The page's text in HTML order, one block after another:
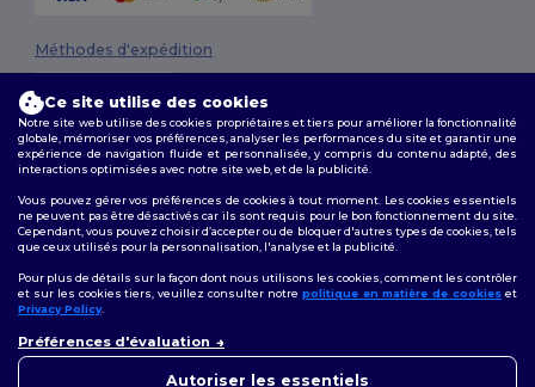
Méthodes d'expédition
Conditions Générales|Politique de personnalisation
Confidentialité|Politique de Cookies|Plan du Site
Suivez-nous
Ce site utilise des cookies
Notre site web utilise des cookies propriétaires et tiers pour améliorer la fonctionnalité
globale, mémoriser vos préférences, analyser les performances du site et garantir une
expérience de navigation fluide et personnalisée, y compris du contenu adapté, des
interactions optimisées avec notre site web, et de la publicité.
Vous pouvez gérer vos préférences de cookies à tout moment. Les cookies essentiels
ne peuvent pas être désactivés car ils sont requis pour le bon fonctionnement du site.
Cependant, vous pouvez choisir d’accepter ou de bloquer d'autres types de cookies, tels
que ceux utilisés pour la personnalisation, l'analyse et la publicité.
Pour plus de détails sur la façon dont nous utilisons les cookies, comment les contrôler
et sur les cookies tiers, veuillez consulter notre politique en matière de cookies et
Privacy Policy.
Préférences d'évaluation
Autoriser les essentiels